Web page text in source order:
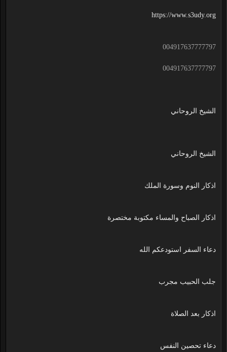
https://www.s3udy.org
004917637777797
004917637777797
الشيخ الروحاني
الشيخ الروحاني
اذكار النوم وسورة الملك
اذكار الصباح والمساء مكتوبة مختصرة
دعاء السفر استودعكم الله
جلب الحبيب مجرب
اذكار بعد الصلاة
دعاء تحصين النفس